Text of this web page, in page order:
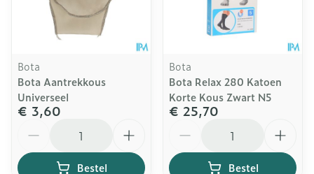
Bota
Bota Aantrekkous
Universeel
€ 3,60
Bestel
Bota
Bota Relax 280 Katoen
Korte Kous Zwart N5
€ 25,70
Bestel